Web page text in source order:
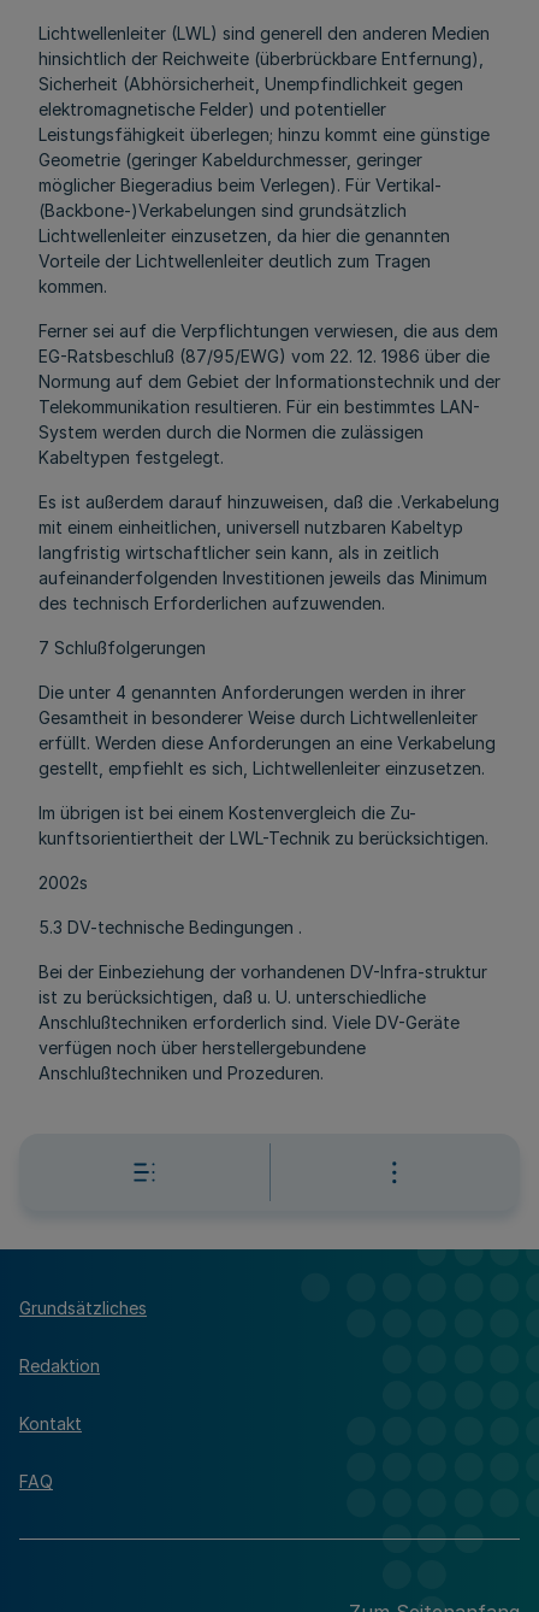
Lichtwellenleiter (LWL) sind generell den anderen Medien
hinsichtlich der Reichweite (überbrückbare Entfernung),
Sicherheit (Abhörsicherheit, Unempfindlichkeit gegen
elektromagnetische Felder) und potentieller
Leistungsfähigkeit überlegen; hinzu kommt eine günstige
Geometrie (geringer Kabeldurchmesser, geringer
möglicher Biegeradius beim Verlegen). Für Vertikal-
(Backbone-)Verkabelungen sind grundsätzlich
Lichtwellenleiter einzusetzen, da hier die genannten
Vorteile der Lichtwellenleiter deutlich zum Tragen
kommen.
Ferner sei auf die Verpflichtungen verwiesen, die aus dem
EG-Ratsbeschluß (87/95/EWG) vom 22. 12. 1986 über die
Normung auf dem Gebiet der Informationstechnik und der
Telekommunikation resultieren. Für ein bestimmtes LAN-
System werden durch die Normen die zulässigen
Kabeltypen festgelegt.
Es ist außerdem darauf hinzuweisen, daß die .Verkabelung
mit einem einheitlichen, universell nutzbaren Kabeltyp
langfristig wirtschaftlicher sein kann, als in zeitlich
aufeinanderfolgenden Investitionen jeweils das Minimum
des technisch Erforderlichen aufzuwenden.
7 Schlußfolgerungen
Die unter 4 genannten Anforderungen werden in ihrer
Gesamtheit in besonderer Weise durch Lichtwellenleiter
erfüllt. Werden diese Anforderungen an eine Verkabelung
gestellt, empfiehlt es sich, Lichtwellenleiter einzusetzen.
Im übrigen ist bei einem Kostenvergleich die Zu-
kunftsorientiertheit der LWL-Technik zu berücksichtigen.
2002s
5.3 DV-technische Bedingungen .
Bei der Einbeziehung der vorhandenen DV-Infra-struktur
ist zu berücksichtigen, daß u. U. unterschiedliche
Anschlußtechniken erforderlich sind. Viele DV-Geräte
verfügen noch über herstellergebundene
Anschlußtechniken und Prozeduren.
Grundsätzliches
Redaktion
Kontakt
FAQ